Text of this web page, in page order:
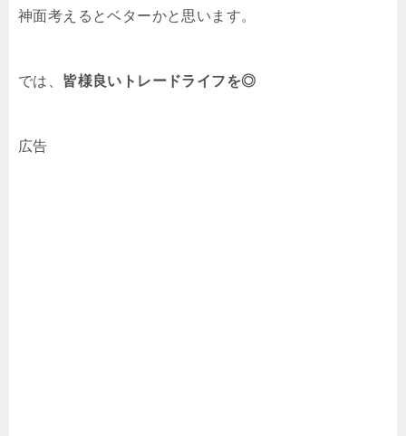
神面考えるとベターかと思います。
では、 皆様良いトレードライフを◎
広告